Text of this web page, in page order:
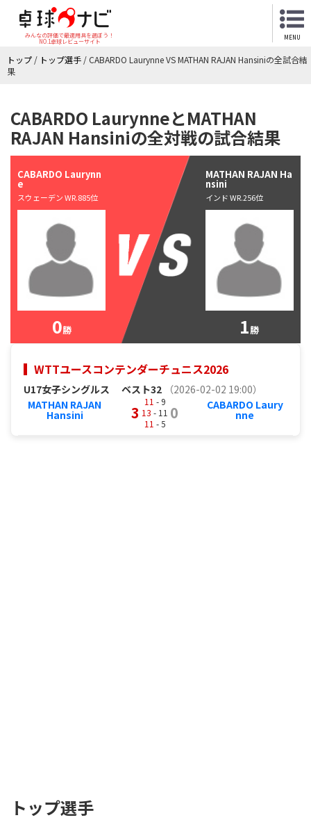
みんなの評価で最適用具を選ぼう！
NO.1卓球レビューサイト
MENU
トップ / トップ選手 / CABARDO Laurynne VS MATHAN RAJAN Hansiniの全試合結
果
CABARDO LaurynneとMATHAN
RAJAN Hansiniの全対戦の試合結果
CABARDO Laurynn
e
スウェーデン WR.885位
0勝
MATHAN RAJAN Ha
nsini
インド WR.256位
1勝
WTTユースコンテンダーチュニス2026
U17女子シングルス ベスト32
（2026-02-02 19:00）
MATHAN RAJAN
Hansini 3
11 - 9
13 - 11
11 - 5
0 CABARDO Laury
nne
トップ選手